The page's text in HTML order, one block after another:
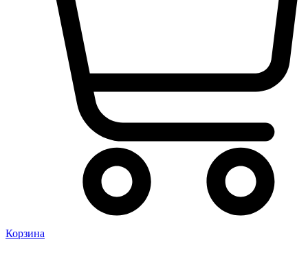
Корзина